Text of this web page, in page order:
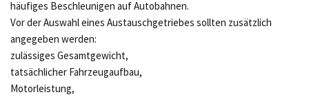
häufiges Beschleunigen auf Autobahnen.
Vor der Auswahl eines Austauschgetriebes sollten zusätzlich
angegeben werden:
zulässiges Gesamtgewicht,
tatsächlicher Fahrzeugaufbau,
Motorleistung,